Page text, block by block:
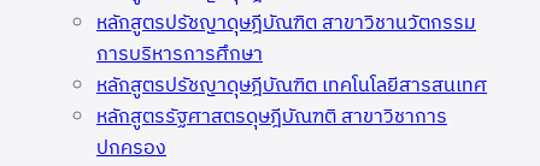
หลักสูตรปรัชญาดุษฎีบัณฑิต สาขาวิชานวัตกรรม
การบริหารการศึกษา
หลักสูตรปรัชญาดุษฎีบัณฑิต เทคโนโลยีสารสนเทศ
หลักสูตรรัฐศาสตรดุษฎีบัณฑติ สาขาวิชาการ
ปกครอง